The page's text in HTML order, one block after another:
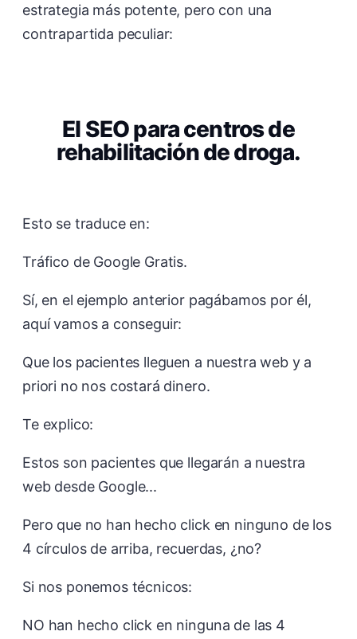
estrategia más potente, pero con una
contrapartida peculiar:
El SEO para centros de
rehabilitación de droga.
Esto se traduce en:
Tráfico de Google Gratis.
Sí, en el ejemplo anterior pagábamos por él,
aquí vamos a conseguir:
Que los pacientes lleguen a nuestra web y a
priori no nos costará dinero.
Te explico:
Estos son pacientes que llegarán a nuestra
web desde Google...
Pero que no han hecho click en ninguno de los
4 círculos de arriba, recuerdas, ¿no?
Si nos ponemos técnicos:
NO han hecho click en ninguna de las 4